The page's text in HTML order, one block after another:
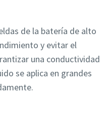
de la batería de alto
y evitar el
una conductividad
se aplica en grandes